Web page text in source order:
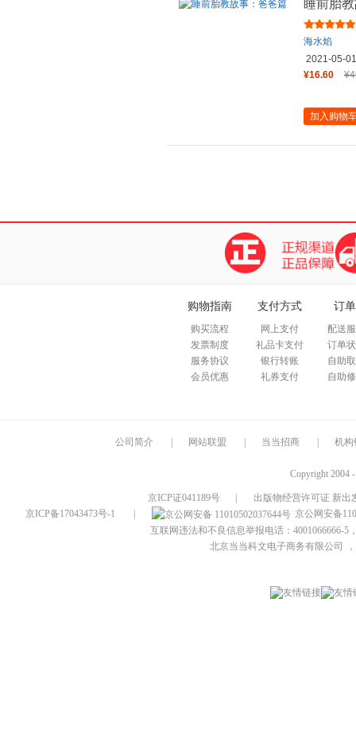
睡前胎
海水焰
2021-05-01
¥16.60
加入购物
购物指南
购买流程
发票制度
服务协议
会员优惠
支付方式
网上支付
礼品卡支付
银行转账
礼券支付
订
配送
订单
自助
自助
公司简介 网站联盟 当当招商 机构
Copyright 2004
京ICP证041189号
出版物经营许可证 新出
京ICP备17043473号-1
京公网安备
互联网违法和不良信息举报电话：4001066666-5
北京当当科文电子商务有限公司